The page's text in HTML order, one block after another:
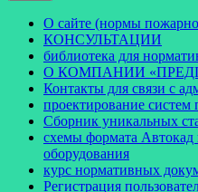
О сайте (нормы
КОНСУЛЬТАЦИИ
библиотека для
О КОМПАНИИ
Контакты для связи с
проектирование систем
Сборник уникальных
схемы формата
оборудования
курс нормативных
Регистрация